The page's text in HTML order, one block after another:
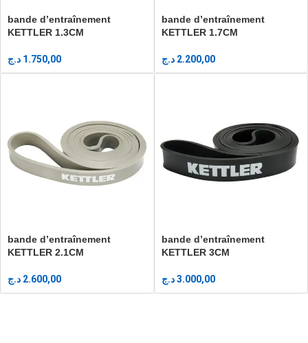
bande d’entraînement
KETTLER 1.3CM
1.750,00 د.ج
bande d’entraînement
KETTLER 1.7CM
2.200,00 د.ج
bande d’entraînement
KETTLER 2.1CM
2.600,00 د.ج
bande d’entraînement
KETTLER 3CM
3.000,00 د.ج